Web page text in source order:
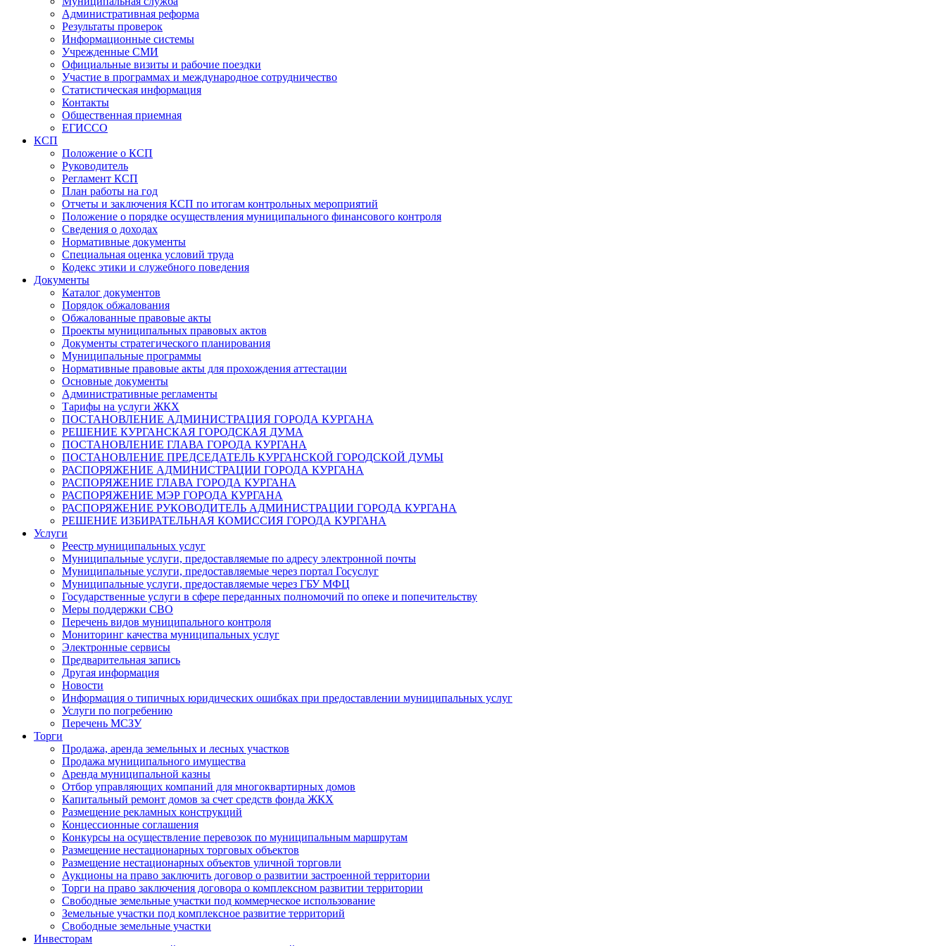
Административная реформа
Результаты проверок
Информационные системы
Учрежденные СМИ
Официальные визиты и рабочие поездки
Участие в программах и международное сотрудничество
Статистическая информация
Контакты
Общественная приемная
ЕГИССО
КСП
Положение о КСП
Руководитель
Регламент КСП
План работы на год
Отчеты и заключения КСП по итогам контрольных мероприятий
Положение о порядке осуществления муниципального финансового контроля
Сведения о доходах
Нормативные документы
Специальная оценка условий труда
Кодекс этики и служебного поведения
Документы
Каталог документов
Порядок обжалования
Обжалованные правовые акты
Проекты муниципальных правовых актов
Документы стратегического планирования
Муниципальные программы
Нормативные правовые акты для прохождения аттестации
Основные документы
Административные регламенты
Тарифы на услуги ЖКХ
ПОСТАНОВЛЕНИЕ АДМИНИСТРАЦИЯ ГОРОДА КУРГАНА
РЕШЕНИЕ КУРГАНСКАЯ ГОРОДСКАЯ ДУМА
ПОСТАНОВЛЕНИЕ ГЛАВА ГОРОДА КУРГАНА
ПОСТАНОВЛЕНИЕ ПРЕДСЕДАТЕЛЬ КУРГАНСКОЙ ГОРОДСКОЙ ДУМЫ
РАСПОРЯЖЕНИЕ АДМИНИСТРАЦИИ ГОРОДА КУРГАНА
РАСПОРЯЖЕНИЕ ГЛАВА ГОРОДА КУРГАНА
РАСПОРЯЖЕНИЕ МЭР ГОРОДА КУРГАНА
РАСПОРЯЖЕНИЕ РУКОВОДИТЕЛЬ АДМИНИСТРАЦИИ ГОРОДА КУРГАНА
РЕШЕНИЕ ИЗБИРАТЕЛЬНАЯ КОМИССИЯ ГОРОДА КУРГАНА
Услуги
Реестр муниципальных услуг
Муниципальные услуги, предоставляемые по адресу электронной почты
Муниципальные услуги, предоставляемые через портал Госуслуг
Муниципальные услуги, предоставляемые через ГБУ МФЦ
Государственные услуги в сфере переданных полномочий по опеке и попечительству
Меры поддержки СВО
Перечень видов муниципального контроля
Мониторинг качества муниципальных услуг
Электронные сервисы
Предварительная запись
Другая информация
Новости
Информация о типичных юридических ошибках при предоставлении муниципальных услуг
Услуги по погребению
Перечень МСЗУ
Торги
Продажа, аренда земельных и лесных участков
Продажа муниципального имущества
Аренда муниципальной казны
Отбор управляющих компаний для многоквартирных домов
Капитальный ремонт домов за счет средств фонда ЖКХ
Размещение рекламных конструкций
Концессионные соглашения
Конкурсы на осуществление перевозок по муниципальным маршрутам
Размещение нестационарных торговых объектов
Размещение нестационарных объектов уличной торговли
Аукционы на право заключить договор о развитии застроенной территории
Торги на право заключения договора о комплексном развитии территории
Свободные земельные участки под коммерческое использование
Земельные участки под комплексное развитие территорий
Свободные земельные участки
Инвесторам